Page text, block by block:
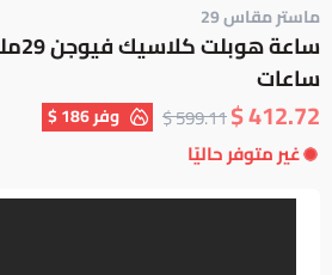
ماستر مقاس 29
ساعات
412.72 $
599.11 $ وفر186 $
غير متوفر حاليًا